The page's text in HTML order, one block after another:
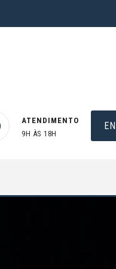
ATENDIMENTO
9H ÀS 18H